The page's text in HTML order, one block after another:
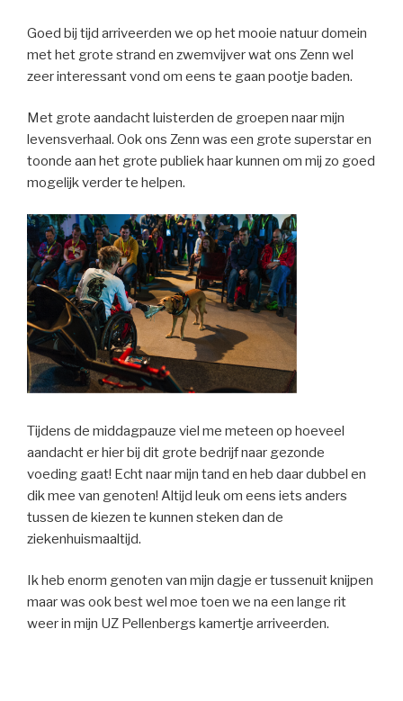
Goed bij tijd arriveerden we op het mooie natuur domein
met het grote strand en zwemvijver wat ons Zenn wel
zeer interessant vond om eens te gaan pootje baden.
Met grote aandacht luisterden de groepen naar mijn
levensverhaal. Ook ons Zenn was een grote superstar en
toonde aan het grote publiek haar kunnen om mij zo goed
mogelijk verder te helpen.
Tijdens de middagpauze viel me meteen op hoeveel
aandacht er hier bij dit grote bedrijf naar gezonde
voeding gaat! Echt naar mijn tand en heb daar dubbel en
dik mee van genoten! Altijd leuk om eens iets anders
tussen de kiezen te kunnen steken dan de
ziekenhuismaaltijd.
Ik heb enorm genoten van mijn dagje er tussenuit knijpen
maar was ook best wel moe toen we na een lange rit
weer in mijn UZ Pellenbergs kamertje arriveerden.